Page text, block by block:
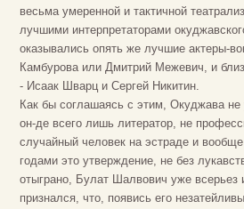
весьма умеренной и тактичной
лучшими интерпретаторами
оказывались опять же лучшие актеры-
Камбурова или Дмитрий Межевич, и
- Исаак Шварц и Сергей Никитин.
Как бы соглашаясь с этим, Окуджава не
он-де всего лишь литератор, не
случайный человек на эстраде и
годами это утверждение, не без
отыграно, Булат Шалвович уже всерьез
признался, что, появись его